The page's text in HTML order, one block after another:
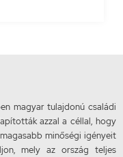
magyar tulajdonú családi
azzal a céllal, hogy
minőségi igényeit
mely az ország teljes